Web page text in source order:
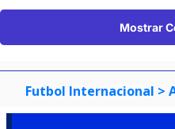
Mostrar
Futbol Internacional >